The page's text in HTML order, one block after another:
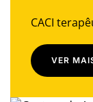
CACI
VER